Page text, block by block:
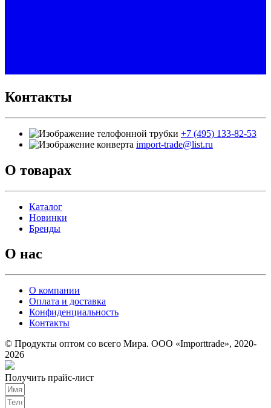
Контакты
+7 (495) 133-82-53
import-trade@list.ru
О товарах
Каталог
Новинки
Бренды
О нас
О компании
Оплата и доставка
Конфиденциальность
Контакты
© Продукты оптом со всего Мира. ООО «Importtrade», 2020-
2026
Получить прайс-лист